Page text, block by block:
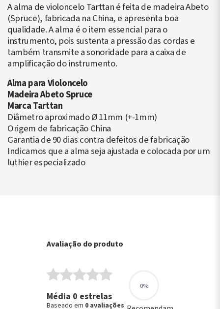
A alma de violoncelo Tarttan é feita de madeira Abeto
(Spruce), fabricada na China, e apresenta boa
qualidade. A alma é o item essencial para o
instrumento, pois sustenta a pressão das cordas e
também transmite a sonoridade para a caixa de
amplificação do instrumento.
Alma para Violoncelo
Madeira Abeto Spruce
Marca Tarttan
Diâmetro aproximado Ø 11mm (+-1mm)
Origem de fabricação China
Garantia de 90 dias contra defeitos de fabricação
Indicamos que a alma seja ajustada e colocada por um
luthier especializado
Avaliação do produto
Média 0 estrelas
Baseado em 0 avaliações
0%